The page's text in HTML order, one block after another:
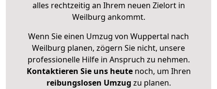
alles rechtzeitig an Ihrem neuen Zielort in
Weilburg ankommt.
Wenn Sie einen Umzug von Wuppertal nach
Weilburg planen, zögern Sie nicht, unsere
professionelle Hilfe in Anspruch zu nehmen.
Kontaktieren Sie uns heutenoch, um Ihren
reibungslosen Umzug zu planen.